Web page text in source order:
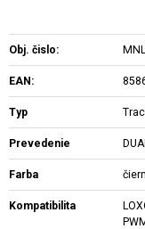
Obj. čislo:
EAN:
Typ
Prevedenie
Farba
Kompatibilita